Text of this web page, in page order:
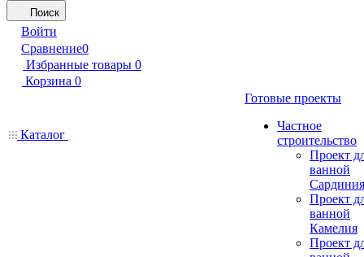
Поиск
Войти
Сравнение0
Избранные товары 0
Корзина 0
Каталог
Готовые проекты
Частное
строительство
Проект
ванной
Сардиния
Проект
ванной
Камелия
Проект